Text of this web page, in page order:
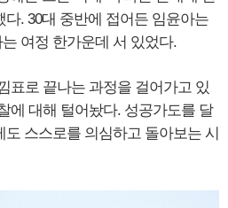
. 30대 중반에 접어든 임윤아는
여정 한가운데 서 있었다.
표로 끝나는 과정을 걸어가고 있
에 대해 털어놨다. 성공가도를 달
스스로를 의심하고 돌아보는 시